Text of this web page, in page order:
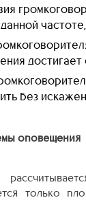
без
оповещения
только